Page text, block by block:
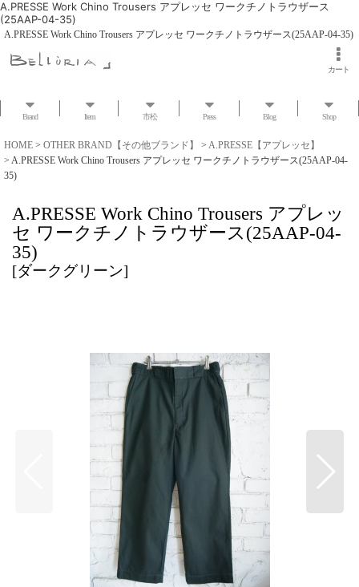
A.PRESSE Work Chino Trousers アプレッセ ワークチノトラウザース
(25AAP-04-35)
A.PRESSE Work Chino Trousers アプレッセ ワークチノトラウザース(25AAP-04-35)
カート
Brand Item 市松 Press Blog Shop
HOME > OTHER BRAND【その他ブランド】 > A.PRESSE【アプレッセ】
> A.PRESSE Work Chino Trousers アプレッセ ワークチノトラウザース(25AAP-04-
35)
A.PRESSE Work Chino Trousers アプレッ
セ ワークチノトラウザース(25AAP-04-
35)
[ダークグリーン]